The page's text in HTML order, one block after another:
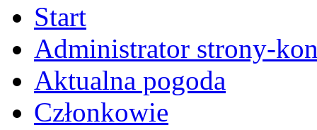
Start
Administrator strony-
Aktualna pogoda
Członkowie